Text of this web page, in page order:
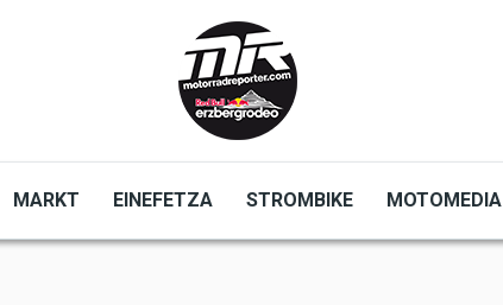
MARKT EINEFETZA STROMBIKE MOTOMEDIA